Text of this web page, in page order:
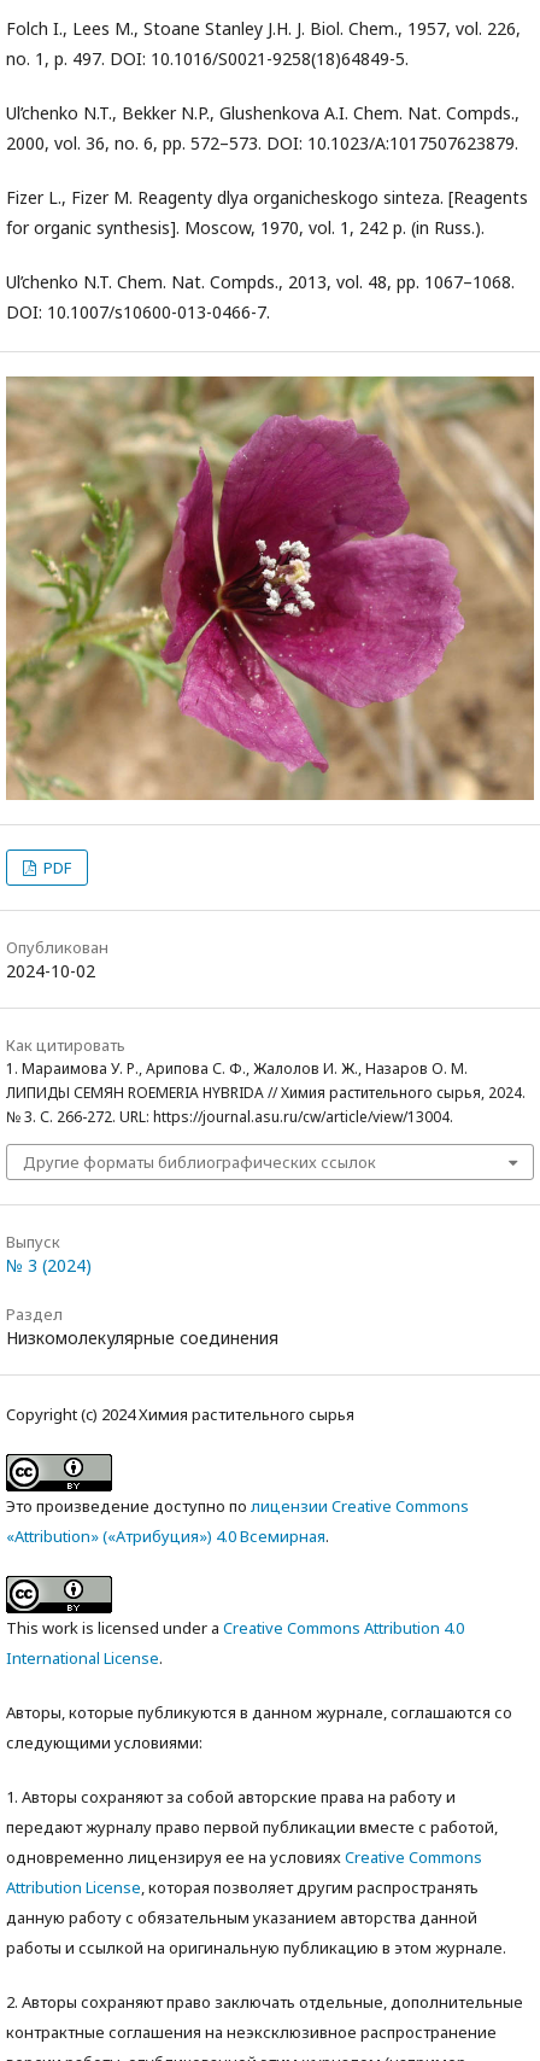
Folch I., Lees M., Stoane Stanley J.H. J. Biol. Chem., 1957, vol. 226,
no. 1, p. 497. DOI: 10.1016/S0021-9258(18)64849-5.
Ul’chenko N.T., Bekker N.P., Glushenkova A.I. Chem. Nat. Compds.,
2000, vol. 36, no. 6, pp. 572–573. DOI: 10.1023/A:1017507623879.
Fizer L., Fizer M. Reagenty dlya organicheskogo sinteza. [Reagents
for organic synthesis]. Moscow, 1970, vol. 1, 242 p. (in Russ.).
Ul’chenko N.T. Chem. Nat. Compds., 2013, vol. 48, pp. 1067–1068.
DOI: 10.1007/s10600-013-0466-7.
PDF
Опубликован
2024-10-02
Как цитировать
1. Мараимова У. Р., Арипова С. Ф., Жалолов И. Ж., Назаров О. М.
ЛИПИДЫ СЕМЯН ROEMERIA HYBRIDA // Химия растительного сырья, 2024.
№ 3. С. 266-272. URL: https://journal.asu.ru/cw/article/view/13004.
Другие форматы библиографических ссылок
Выпуск
№ 3 (2024)
Раздел
Низкомолекулярные соединения
Copyright (c) 2024 Химия растительного сырья
Это произведение доступно по лицензии Creative Commons
«Attribution» («Атрибуция») 4.0 Всемирная.
This work is licensed under a Creative Commons Attribution 4.0
International License.
Авторы, которые публикуются в данном журнале, соглашаются со
следующими условиями:
1. Авторы сохраняют за собой авторские права на работу и
передают журналу право первой публикации вместе с работой,
одновременно лицензируя ее на условияхCreative Commons
Attribution License, которая позволяет другим распространять
данную работу с обязательным указанием авторства данной
работы и ссылкой на оригинальную публикацию в этом журнале.
2. Авторы сохраняют право заключать отдельные, дополнительные
контрактные соглашения на неэксклюзивное распространение